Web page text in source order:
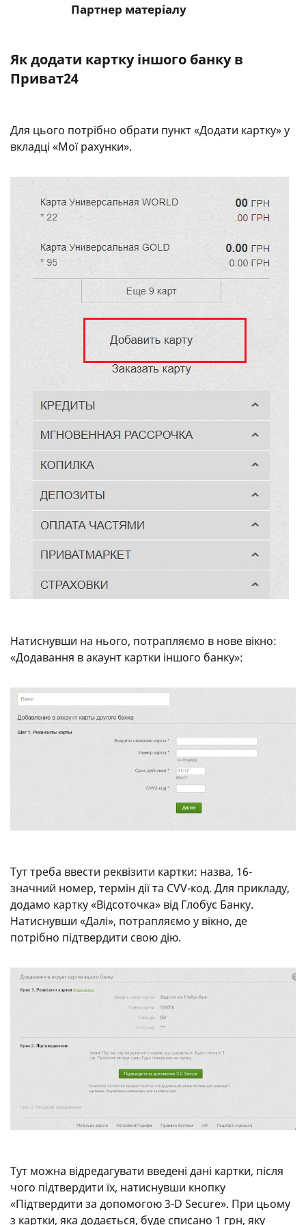
Партнер матеріалу
Як додати картку іншого банку в
Приват24
Для цього потрібно обрати пункт «Додати картку» у
вкладці «Мої рахунки».
Натиснувши на нього, потрапляємо в нове вікно:
«Додавання в акаунт картки іншого банку»:
Тут треба ввести реквізити картки: назва, 16-
значний номер, термін дії та CVV-код. Для прикладу,
додамо картку «Відсоточка» від Глобус Банку.
Натиснувши «Далі», потрапляємо у вікно, де
потрібно підтвердити свою дію.
Тут можна відредагувати введені дані картки, після
чого підтвердити їх, натиснувши кнопку
«Підтвердити за допомогою 3-D Secure». При цьому
з картки, яка додається, буде списано 1 грн, яку